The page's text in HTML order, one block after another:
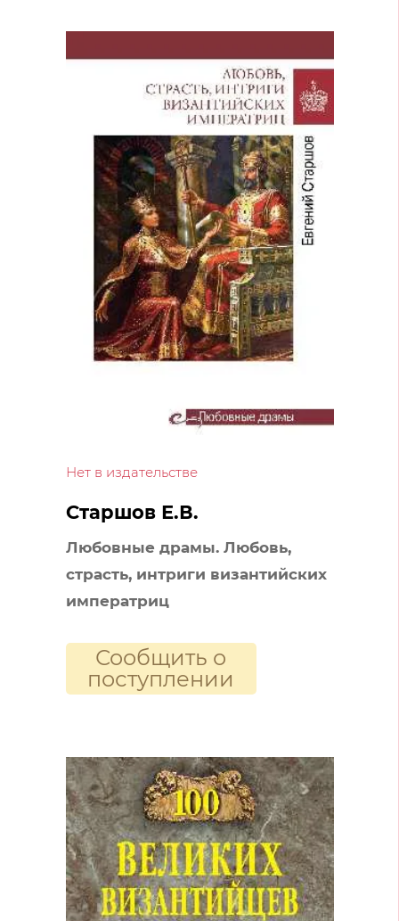
Нет в издательстве
Старшов Е.В.
Любовные драмы. Любовь,
страсть, интриги византийских
императриц
Сообщить о
поступлении